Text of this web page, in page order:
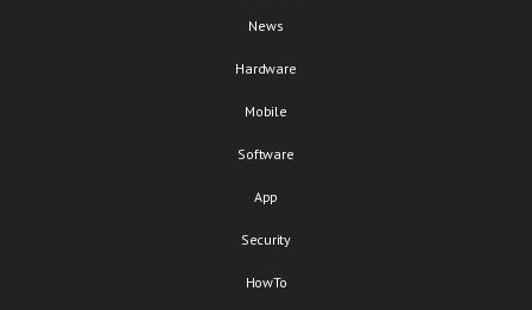
News
Hardware
Mobile
Software
App
Security
HowTo